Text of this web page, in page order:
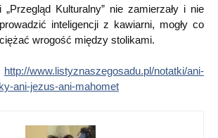
„Przegląd Kulturalny” nie zamierzały i nie
inteligencji z kawiarni, mogły co
wrogość między stolikami.
http://www.listyznaszegosadu.pl/notatki/ani-
ani-jezus-ani-mahomet